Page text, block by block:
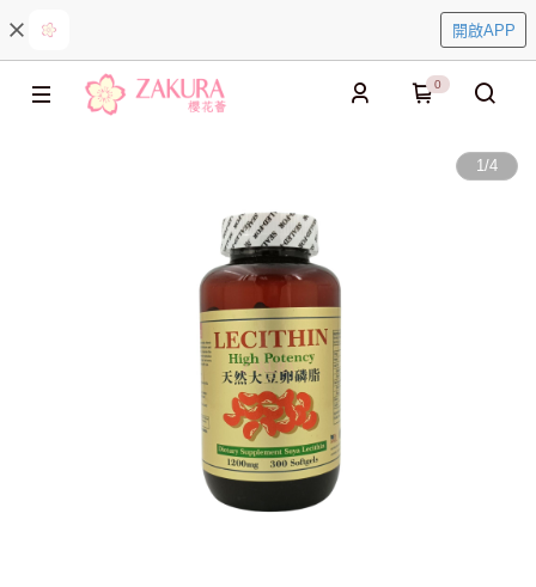
開啟APP
0
1/4